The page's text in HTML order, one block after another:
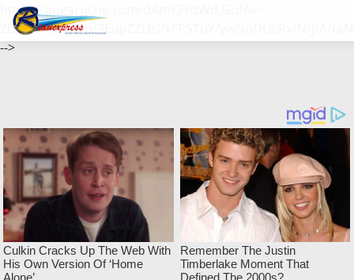
https://bugaruche.com/dAmKFnzWd.GoNiv-
ZDGvUM/DeFm/9EupZZUsl/kFPSTuY/ywNqDUcRx/N/j/A/
-->